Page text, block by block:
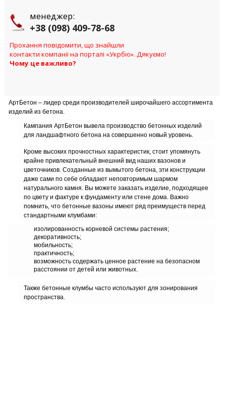
менеджер:
+38 (098) 409-78-68
Прохання повідомити, що знайшли
контакти компанії на порталі «Укрбіо». Дякуємо!
Чому це важливо?
АртБетон – лидер среди производителей широчайшего ассортимента
изделий из бетона.
Кампания АртБетон вывела производство бетонных изделий
для ландшафтного бетона на совершенно новый уровень.
Кроме высоких прочностных характеристик, стоит упомянуть
крайне привлекательный внешний вид наших вазонов и
цветочников. Созданные из вымытого бетона, эти конструкции
даже сами по себе обладают неповторимым шармом
натурального камня. Вы можете заказать изделие, подходящее
по цвету и фактуре к фундаменту или стене дома. Важно
помнить, что бетонные вазоны имеют ряд преимуществ перед
стандартными клумбами:
изолированность корневой системы растения;
декоративность;
мобильность;
практичность;
возможность содержать ценное растение на безопасном
расстоянии от детей или животных.
Также бетонные клумбы часто используют для зонирования
пространства.